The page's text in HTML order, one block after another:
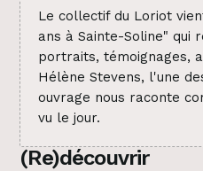
Le collectif du Loriot
ans à Sainte-Soline" qui
portraits, témoignages,
Hélène Stevens, l'une
ouvrage nous raconte
vu le jour.
(Re)découvrir